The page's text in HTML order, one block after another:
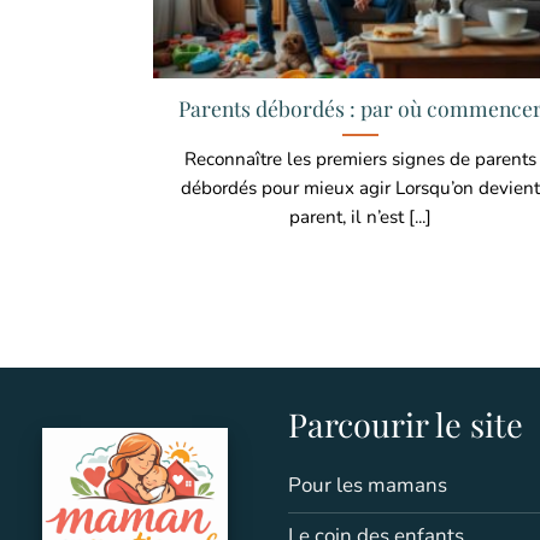
Parents débordés : par où
Reconnaître les premiers signes de parents
débordés pour mieux agir Lorsqu’on devient
parent, il n’est [...]
Parcourir le site
Pour les mamans